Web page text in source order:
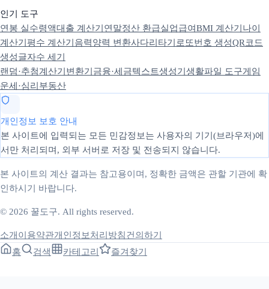
인기 도구
연봉 실수령액대출 계산기 연말정산 환급실업급여BMI 계산기 나이
계산기 평수 계산기 음력양력 변환사다리타기 로또번호 생성QR코드
생성글자수 세기
랜덤·추첨계산기 변환기 금융·세금텍스트생성기 생활파일 도구게임
운세·심리 부동산
개인정보 보호 안내
본 사이트에 입력되는 모든 민감정보는 사용자의 기기(브라우저)에
서만 처리되며, 외부 서버로 저장 및 전송되지 않습니다.
본 사이트의 계산 결과는 참고용이며, 정확한 금액은 관할 기관에 확
인하시기 바랍니다.
© 2026 꿀도구. All rights reserved.
소개 이용약관개인정보처리방침건의하기
홈
검색 카테고리 즐겨찾기